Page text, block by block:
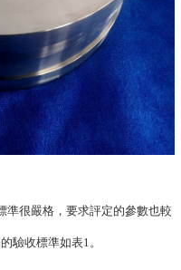
準很嚴格，要求評定的參數也較
驗收標準如表1。